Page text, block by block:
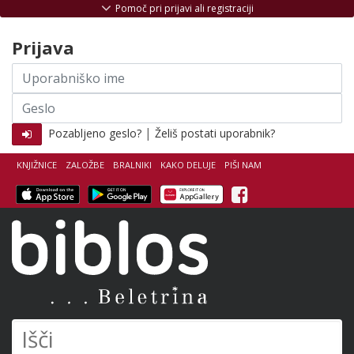
KNJIŽNICE ZALOŽBE BRALNIKI KAKO DELUJE PIŠI NAM
Facebook
Pomoč pri prijavi ali registraciji
Prijava
Uporabniško
ime
Geslo
Pozabljeno geslo? | Želiš postati uporabnik?